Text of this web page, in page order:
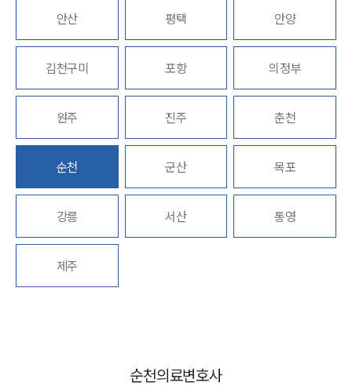
의료전문변호사
소식/자료
언론보도
공지사항
법률서식
뉴스레터/브로슈어
세미나
대륜법률상담예약
안산 평택 안양
김천구미 포항 의정부
원주 진주 춘천
순천 군산 목포
강릉 서산 통영
제주
순천의료변호사